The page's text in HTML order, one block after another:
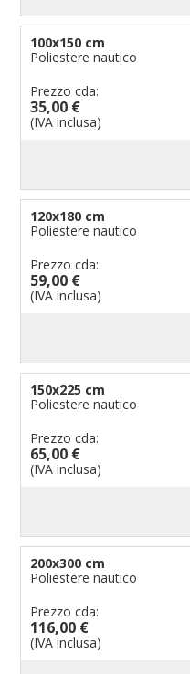
100x150 cm
Poliestere nautico
Prezzo cda:
35,00 €
(IVA inclusa)
120x180 cm
Poliestere nautico
Prezzo cda:
59,00 €
(IVA inclusa)
150x225 cm
Poliestere nautico
Prezzo cda:
65,00 €
(IVA inclusa)
200x300 cm
Poliestere nautico
Prezzo cda:
116,00 €
(IVA inclusa)